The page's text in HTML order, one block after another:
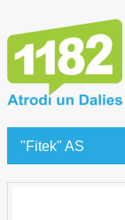
"Fitek" AS